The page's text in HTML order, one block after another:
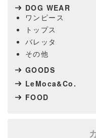
DOG WEAR
ワンピース
トップス
バレッタ
その他
GOODS
LeMoca&Co.
FOOD